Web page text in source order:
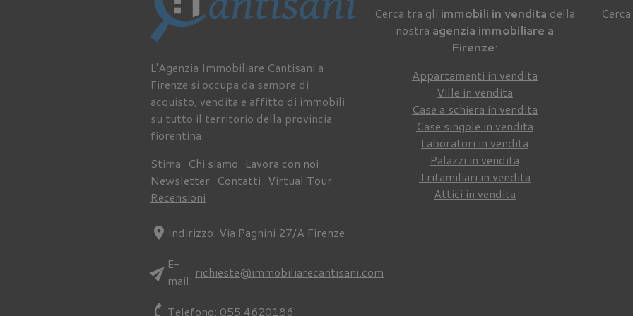
L'Agenzia Immobiliare Cantisani a
Firenze si occupa da sempre di
acquisto, vendita e affitto di immobili
su tutto il territorio della provincia
fiorentina.
Stima Chi siamo Lavora con noi
Newsletter Contatti Virtual Tour
Recensioni
location_on Indirizzo: Via Pagnini 27/A Firenze
sendE-
mail:
richieste@immobiliarecantisani.com
Telefono: 055 4620186
Cerca tra gli immobili in vendita della
nostra agenzia immobiliare a
Firenze:
Appartamenti in vendita
Ville in vendita
Case a schiera in vendita
Case singole in vendita
Laboratori in vendita
Palazzi in vendita
Trifamiliari in vendita
Attici in vendita